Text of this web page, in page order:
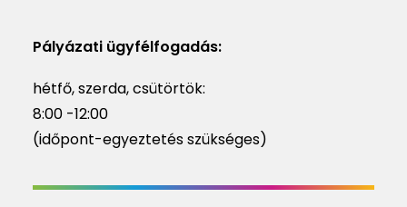
Pályázati ügyfélfogadás:
hétfő, szerda, csütörtök:
8:00 -12:00
(időpont-egyeztetés szükséges)